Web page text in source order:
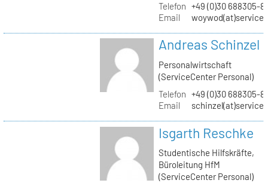
Telefon +49 (0)30 688305-
Email
Andreas Schinzel
Personalwirtschaft
(ServiceCenter Personal)
Telefon +49 (0)30 688305-
Email
Isgarth Reschke
Studentische Hilfskräfte,
Büroleitung HfM
(ServiceCenter Personal)